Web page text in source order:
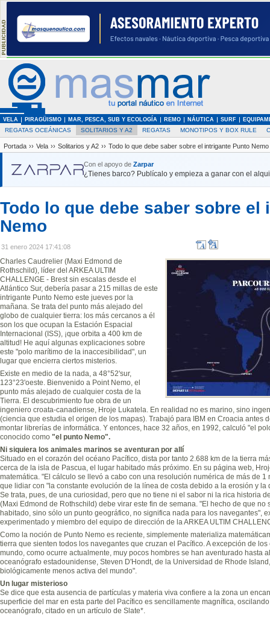
VELA PIRAGÜISMO MAR, PESCA, SUB Y ECOLOGÍA REMO NÁUTICA SURF
REGATAS OCEÁNICAS SOLITARIOS Y A2 REGATAS MONOTIPOS Y BOX RULE
Portada ›› Vela ›› Solitarios y A2 ›› Todo lo que debe saber sobre el intrigante Punto Nemo
Con el apoyo de Zarpar
¿Tienes barco? Publícalo y empieza a ganar con el
Todo lo que debe saber sobre el
Nemo
31 enero 2024 17:41:08
Charles Caudrelier (Maxi Edmond de
Rothschild), líder del ARKEA ULTIM
CHALLENGE - Brest sin escalas desde el
Atlántico Sur, debería pasar a 215 millas de este
intrigante Punto Nemo este jueves por la
mañana. Se trata del punto más alejado del
globo de cualquier tierra: los más cercanos a él
son los que ocupan la Estación Espacial
Internacional (ISS), ¡que orbita a 400 km de
altitud! He aquí algunas explicaciones sobre
este "polo marítimo de la inaccesibilidad", un
lugar que encierra ciertos misterios.
Existe en medio de la nada, a 48°52'sur,
123°23'oeste. Bienvenido a Point Nemo, el
punto más alejado de cualquier costa de la
Tierra. El descubrimiento fue obra de un
ingeniero croata-canadiense, Hroje Lukatela. En realidad no es marino, sino
(ciencia que estudia el origen de los mapas). Trabajó para IBM en Croacia antes
montar librerías de informática. Y entonces, hace 32 años, en 1992, calculó "el
conocido como "el punto Nemo".
Ni siquiera los animales marinos se aventuran por allí
Situado en el corazón del océano Pacífico, dista por tanto 2.688 km de la tierra
cerca de la isla de Pascua, el lugar habitado más próximo. En su página web,
matemática. "El cálculo se llevó a cabo con una resolución numérica de más de
que lidiar con "la constante evolución de la línea de costa debido a la erosión y la
Se trata, pues, de una curiosidad, pero que no tiene ni el sabor ni la rica historia
(Maxi Edmond de Rothschild) debe virar este fin de semana. "El hecho de que
habitado, sino sólo un punto geográfico, no significa nada para los navegantes",
experimentado y miembro del equipo de dirección de la ARKEA ULTIM
Como la noción de Punto Nemo es reciente, simplemente materializa
tierra que sienten todos los navegantes que cruzan el Pacífico. A excepción de
mundo, como ocurre actualmente, muy pocos hombres se han aventurado hasta
oceanógrafo estadounidense, Steven D'Hondt, de la Universidad de Rhode
biológicamente menos activa del mundo".
Un lugar misterioso
Se dice que esta ausencia de partículas y materia viva confiere a la zona un
superficie del mar en esta parte del Pacífico es sencillamente magnífica,
oceanógrafo, citado en un artículo de Slate*.